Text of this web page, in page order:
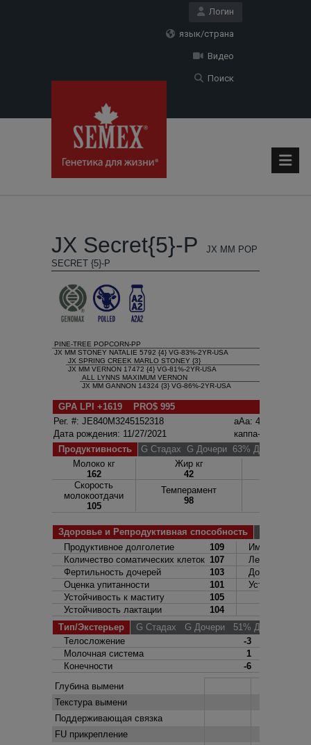
Логин
язык/страна
Видео
Поиск